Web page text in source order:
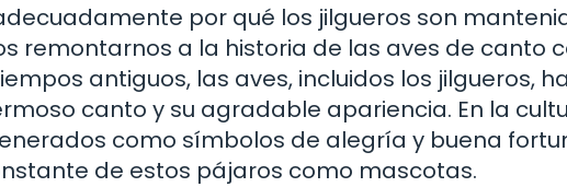
por qué los jilgueros son
remontarnos a la historia de las aves de canto
antiguos, las aves, incluidos los jilgueros,
canto y su agradable apariencia. En la
como símbolos de alegría y buena
de estos pájaros como mascotas.